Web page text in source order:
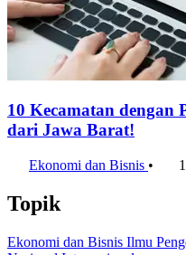
Konten Terkait